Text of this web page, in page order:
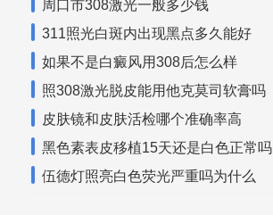
周口市308激光一般多少钱
311照光白斑内出现黑点多久能好
如果不是白癜风用308后怎么样
照308激光脱皮能用他克莫司软膏吗
皮肤镜和皮肤活检哪个准确率高
黑色素表皮移植15天还是白色正常吗
伍德灯照亮白色荧光严重吗为什么